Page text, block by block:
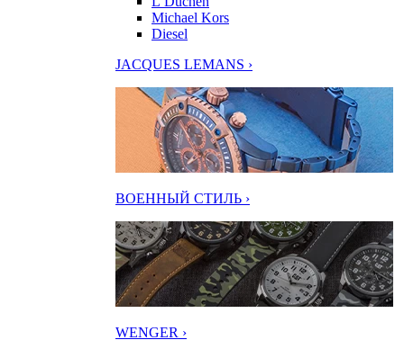
Michael Kors
Diesel
JACQUES LEMANS ›
ВОЕННЫЙ СТИЛЬ ›
WENGER ›